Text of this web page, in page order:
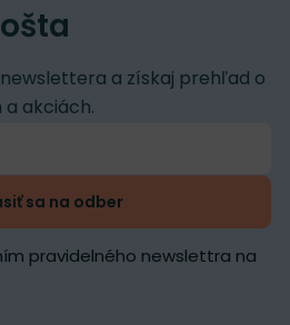
a získaj prehľad o
akciách.
sa na odber
pravidelného newslettra na